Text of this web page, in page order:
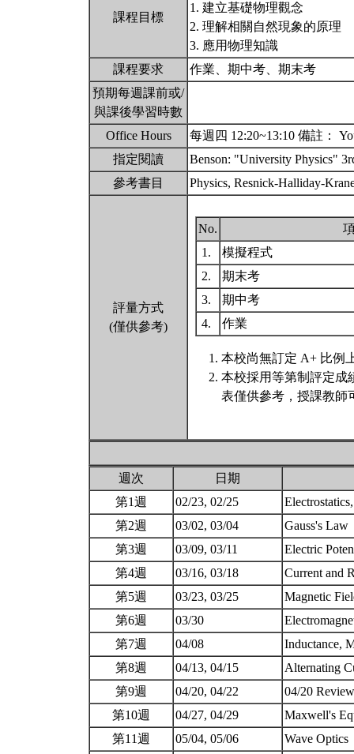
課程目標
1. 建立基礎物理觀念
2. 理解相關自然現象的原理
3. 應用物理知識
課程要求
作業、期中考、期末考
預期每週課前或/
與課後學習時數
Office Hours
每週四 12:20~13:10 備註：
指定閱讀
Benson: "University Physics"
參考書目
Physics, Resnick-Halliday-
評量方式
(僅供參考)
No.
1.
模擬程式
2.
期末考
3.
期中考
4.
作業
本校尚無訂定 A+ 比例
本校採用等第制評定成
表僅供參考，授課教師
週次
日期
第1週
02/23, 02/25
第2週
03/02, 03/04
Gauss's Law
第3週
03/09, 03/11
Electric
第4週
03/16, 03/18
Current and
第5週
03/23, 03/25
Magnetic
第6週
03/30
第7週
04/08
Inductance,
第8週
04/13, 04/15
Alternating
第9週
04/20, 04/22
04/20
第10週
04/27, 04/29
Maxwell's
第11週
05/04, 05/06 Wave Optics